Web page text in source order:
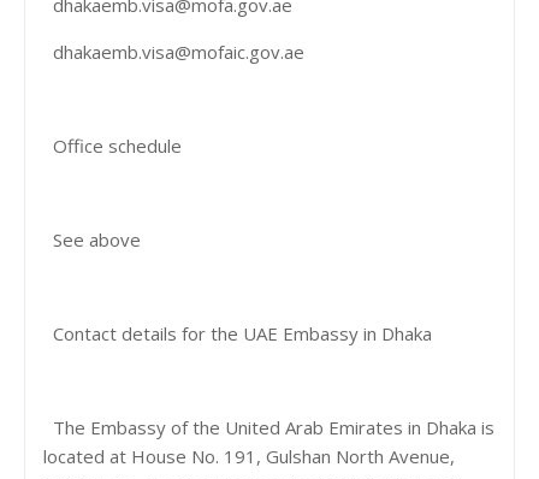
dhakaemb.visa@mofaic.gov.ae
Office schedule
See above
Contact details for the UAE Embassy in Dhaka
The Embassy of the United Arab Emirates in Dhaka is
located at House No. 191, Gulshan North Avenue,